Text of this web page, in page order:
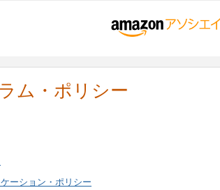
ム・ポリシー
ーション・ポリシー